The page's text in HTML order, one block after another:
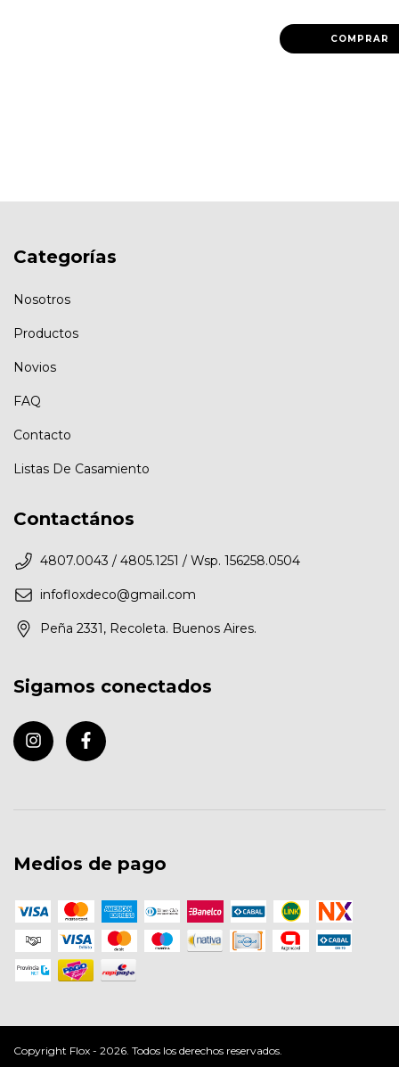
Categorías
Nosotros
Productos
Novios
FAQ
Contacto
Listas De Casamiento
Contactános
4807.0043 / 4805.1251 / Wsp. 156258.0504
infofloxdeco@gmail.com
Peña 2331, Recoleta. Buenos Aires.
Sigamos conectados
Medios de pago
Copyright Flox - 2026. Todos los derechos reservados.